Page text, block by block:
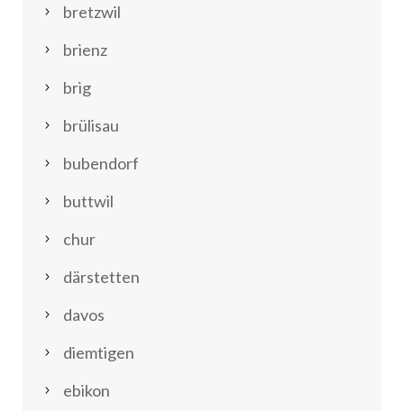
bretzwil
brienz
brig
brülisau
bubendorf
buttwil
chur
därstetten
davos
diemtigen
ebikon